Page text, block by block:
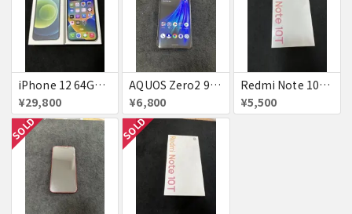
iPhone 12 64GB グリーン simフリー ジャンク
¥29,800
AQUOS Zero2 906SH アストロブラック simフリー 判定△
¥6,800
Redmi Note 10T Azure Black simフリー 新品未使用未開封品 ジャンク
¥5,500
SOLD SOLD